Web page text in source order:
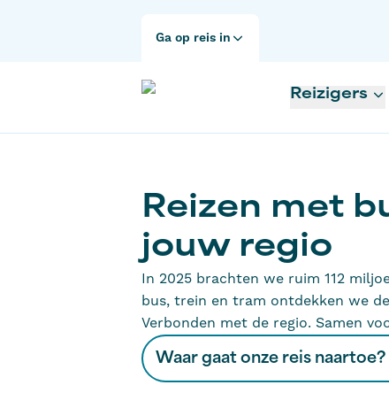
Ga op reis in
Reizigers
Reizen met
jouw regio
In 2025 brachten we ruim 112
bus, trein en tram ontdekken we
Verbonden met de regio. Samen
Waar gaat onze reis naartoe?